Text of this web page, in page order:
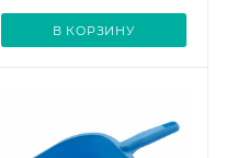
В КОРЗИНУ